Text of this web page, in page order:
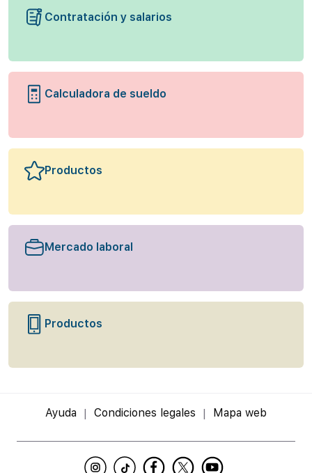
Contratación y salarios
Calculadora de sueldo
Productos
Mercado laboral
Productos
Ayuda Condiciones legales Mapa web